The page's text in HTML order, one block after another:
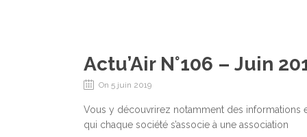
Actu’Air N°106 – Juin
On 5 juin 2019
Vous y découvrirez notamment des informations
qui chaque société s’associe à une association